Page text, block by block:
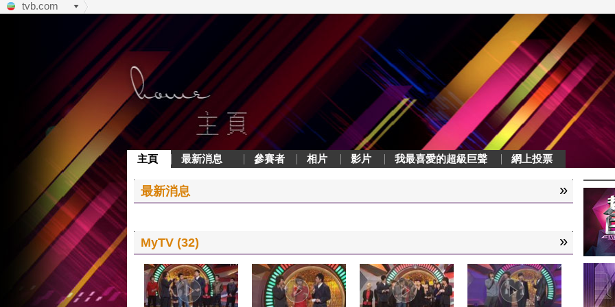
tvb.com
主頁 最新消息 參賽者 相片 影片 我最喜愛的超級巨聲 網上投票
最新消息 »
MyTV (32) »